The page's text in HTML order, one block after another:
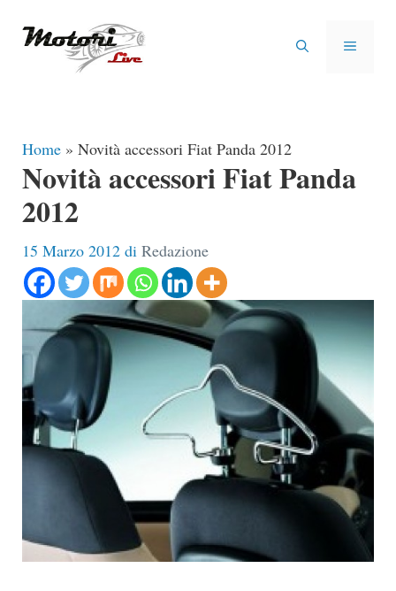
MENU
Home » Novità accessori Fiat Panda 2012
Novità accessori Fiat Panda
2012
15 Marzo 2012 di Redazione